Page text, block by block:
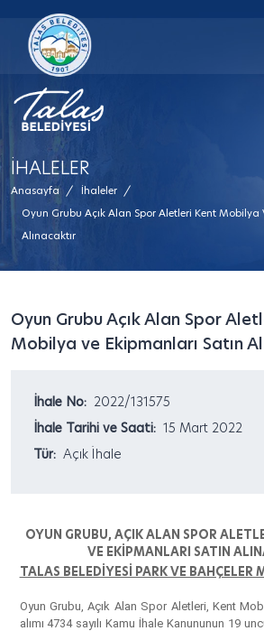
İHALELER
Anasayfa / İhaleler /
Oyun Grubu Açık Alan Spor Aletleri Kent Mobilya
Alınacaktır
Oyun Grubu Açık Alan Spor
Mobilya ve Ekipmanları Satın
İhale No: 2022/131575
İhale Tarihi ve Saati: 15 Mart 2022
Tür: Açık İhale
OYUN GRUBU, AÇIK ALAN SPOR
VE EKİPMANLARI SATIN
TALAS BELEDİYESİ PARK VE BAHÇELER
Oyun Grubu, Açık Alan Spor Aletleri, Kent
alımı 4734 sayılı Kamu İhale Kanununun 19